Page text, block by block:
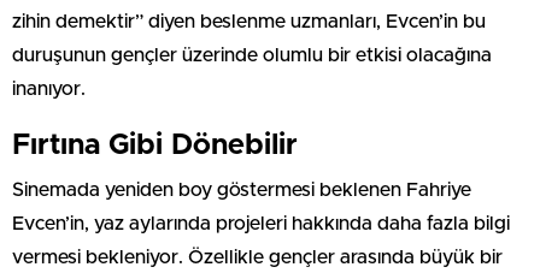
zihin demektir” diyen beslenme uzmanları, Evcen’in bu
duruşunun gençler üzerinde olumlu bir etkisi olacağına
inanıyor.
Fırtına Gibi Dönebilir
Sinemada yeniden boy göstermesi beklenen Fahriye
Evcen’in, yaz aylarında projeleri hakkında daha fazla bilgi
vermesi bekleniyor. Özellikle gençler arasında büyük bir